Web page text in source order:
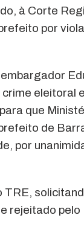
à Corte
por
eleitoral
que
de
por
TRE,
rejeitado